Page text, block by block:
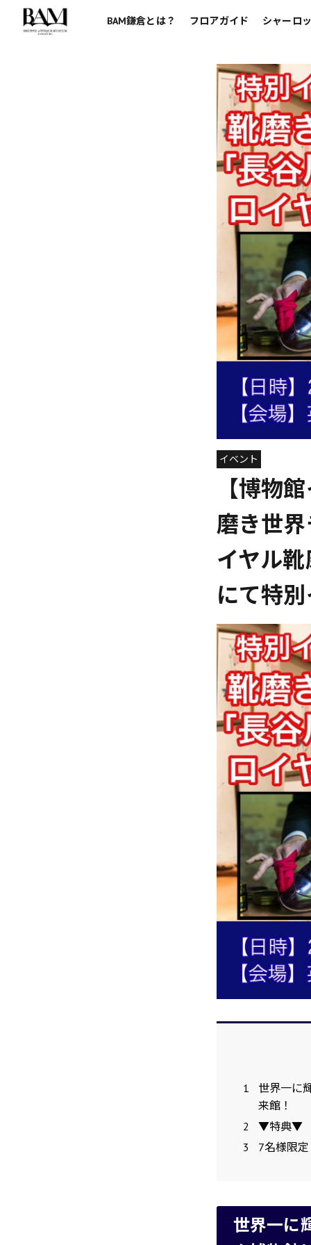
BAM鎌倉とは？ フロアガイド シャーロ
イベント
【博物
磨き世
イヤル
にて特
1
世界一に
来館！
2
▼特典▼
3
7名様限
世界一に